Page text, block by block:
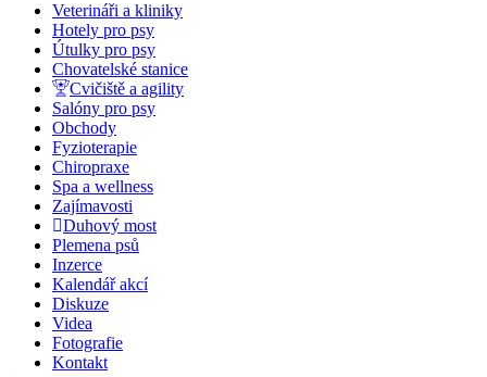
Veterináři a kliniky
Hotely pro psy
Útulky pro psy
Chovatelské stanice
Cvičiště a agility
Salóny pro psy
Obchody
Fyzioterapie
Chiropraxe
Spa a wellness
Zajímavosti
Duhový most
Plemena psů
Inzerce
Kalendář akcí
Diskuze
Videa
Fotografie
Kontakt